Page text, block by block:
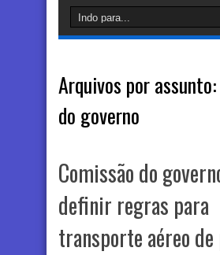
Arquivos por assunto:
do governo
Comissão do
definir regras para
transporte aéreo